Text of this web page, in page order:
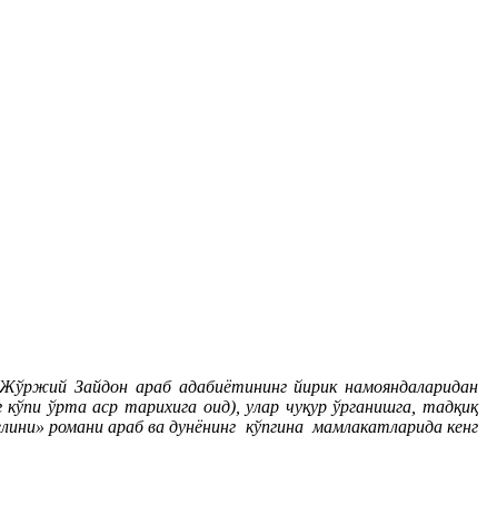
Зайдон араб адабиётининг йирик намояндаларидан
ўрта аср тарихига оид), улар чуқур ўрганишга, тадқиқ
романи араб ва дунёнинг кўпгина мамлакатларида кенг